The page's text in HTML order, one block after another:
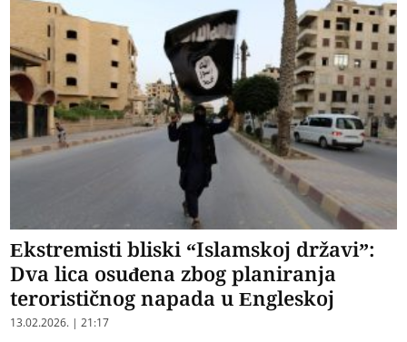
Ekstremisti bliski “Islamskoj državi”:
Dva lica osuđena zbog planiranja
terorističnog napada u Engleskoj
13.02.2026. | 21:17